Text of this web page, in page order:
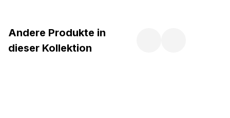
Andere Produkte in
dieser Kollektion